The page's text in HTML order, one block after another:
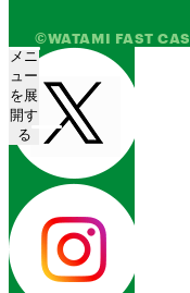
©WATAMI FAST
メニ
ュー
を展
開す
る